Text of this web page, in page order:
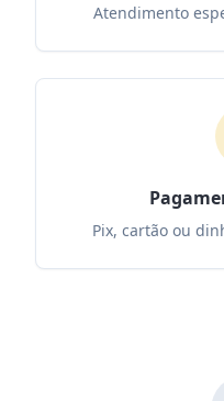
Atendimento
Pix, cartão ou